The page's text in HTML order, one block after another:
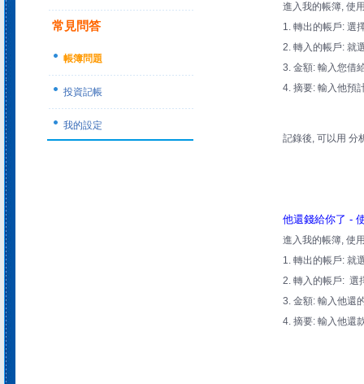
常見問答
帳簿問題
投資記帳
我的設定
進入我的帳簿, 使
1. 轉出的帳戶: 選
2. 轉入的帳戶: 就
3. 金額: 輸入您借
4. 摘要: 輸入他預
記錄後, 可以用 分
他還錢給你了 -
進入我的帳簿, 使
1. 轉出的帳戶: 就
2. 轉入的帳戶: 選
3. 金額: 輸入他還
4. 摘要: 輸入他還